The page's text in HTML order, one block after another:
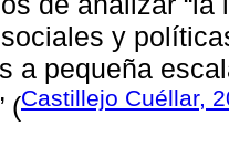
y
a pequeña
(Castillejo Cuéllar,